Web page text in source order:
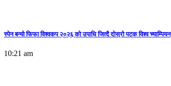
स्पेन बन्याे फिफा विश्वकप २०२६ को उपाधि जित्दै दोस्रो पटक विश्व च्याम्पियन
10:21 am